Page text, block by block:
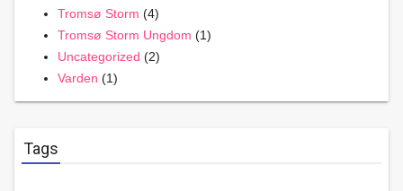
Tromsø Storm (4)
Tromsø Storm Ungdom (1)
Uncategorized (2)
Varden (1)
Tags